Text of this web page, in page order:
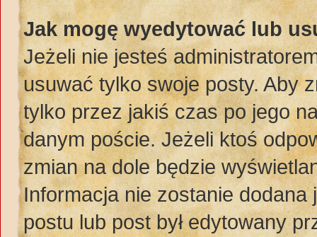
Jak mogę wyedytować lub
Jeżeli nie jesteś
usuwać tylko swoje posty. Aby
tylko przez jakiś czas po jego
danym poście. Jeżeli ktoś
zmian na dole będzie
Informacja nie zostanie dodana
postu lub post był edytowany